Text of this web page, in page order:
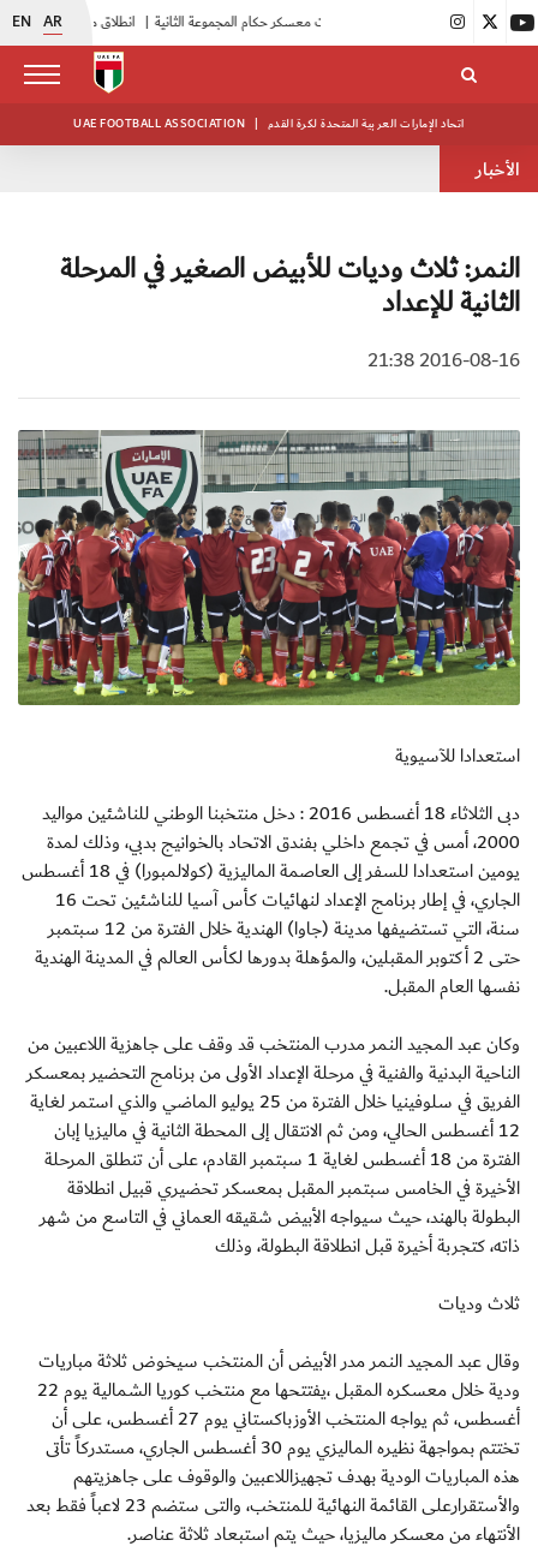
EN AR انطلاق منافسات بطولة النخبة لحرس الرئاسة |
UAE FOOTBALL ASSOCIATION | اتحاد الإمارات العربية المتحدة لكرة القدم
الأخبار
النمر: ثلاث وديات للأبيض الصغير في المرحلة
الثانية للإعداد
2016-08-16 21:38
استعدادا للآسيوية
دبى الثلاثاء 18 أغسطس 2016 : دخل منتخبنا الوطني للناشئين مواليد
2000، أمس في تجمع داخلي بفندق الاتحاد بالخوانيج بدبي، وذلك لمدة
يومين استعدادا للسفر إلى العاصمة الماليزية (كولالمبورا) في 18 أغسطس
الجاري، في إطار برنامج الإعداد لنهائيات كأس آسيا للناشئين تحت 16
سنة، التي تستضيفها مدينة (جاوا) الهندية خلال الفترة من 12 سبتمبر
حتى 2 أكتوبر المقبلين، والمؤهلة بدورها لكأس العالم في المدينة الهندية
نفسها العام المقبل.
وكان عبد المجيد النمر مدرب المنتخب قد وقف على جاهزية اللاعبين من
الناحية البدنية والفنية في مرحلة الإعداد الأولى من برنامج التحضير بمعسكر
الفريق في سلوفينيا خلال الفترة من 25 يوليو الماضي والذي استمر لغاية
12 أغسطس الحالي، ومن ثم الانتقال إلى المحطة الثانية في ماليزيا إبان
الفترة من 18 أغسطس لغاية 1 سبتمبر القادم، على أن تنطلق المرحلة
الأخيرة في الخامس سبتمبر المقبل بمعسكر تحضيري قبيل انطلاقة
البطولة بالهند، حيث سيواجه الأبيض شقيقه العماني في التاسع من شهر
ذاته، كتجربة أخيرة قبل انطلاقة البطولة، وذلك
ثلاث وديات
وقال عبد المجيد النمر مدر الأبيض أن المنتخب سيخوض ثلاثة مباريات
ودية خلال معسكره المقبل ،يفتتحها مع منتخب كوريا الشمالية يوم 22
أغسطس، ثم يواجه المنتخب الأوزباكستاني يوم 27 أغسطس، على أن
تختتم بمواجهة نظيره الماليزي يوم 30 أغسطس الجاري، مستدركاً تأتى
هذه المباريات الودية بهدف تجهيزاللاعبين والوقوف على جاهزيتهم
والأستقرارعلى القائمة النهائية للمنتخب، والتى ستضم 23 لاعباً فقط بعد
الأنتهاء من معسكر ماليزيا، حيث يتم استبعاد ثلاثة عناصر.